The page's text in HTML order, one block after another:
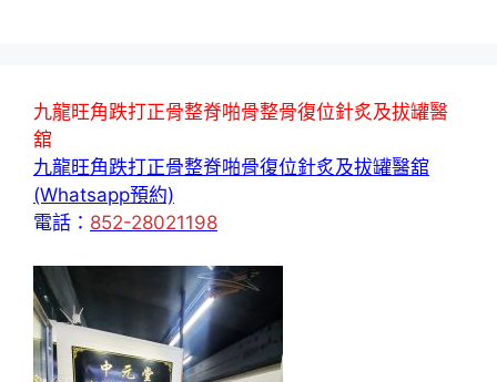
九龍旺角跌打正骨整脊啪骨整骨復位針炙及拔罐醫
舘
九龍旺角跌打正骨整脊啪骨復位針炙及拔罐醫舘
(Whatsapp預約)
電話： 852-28021198